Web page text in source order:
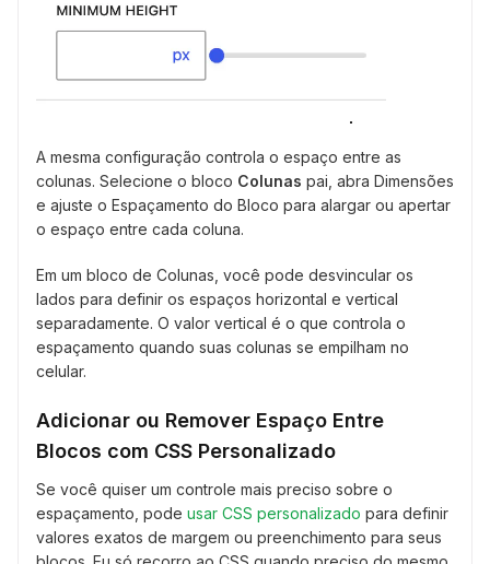
A mesma configuração controla o espaço entre as
colunas. Selecione o bloco Colunas pai, abra Dimensões
e ajuste o Espaçamento do Bloco para alargar ou apertar
o espaço entre cada coluna.
Em um bloco de Colunas, você pode desvincular os
lados para definir os espaços horizontal e vertical
separadamente. O valor vertical é o que controla o
espaçamento quando suas colunas se empilham no
celular.
Adicionar ou Remover Espaço Entre
Blocos com CSS Personalizado
Se você quiser um controle mais preciso sobre o
espaçamento, pode usar CSS personalizado para definir
valores exatos de margem ou preenchimento para seus